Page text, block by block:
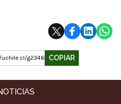
g234655COPIAR